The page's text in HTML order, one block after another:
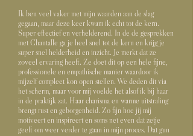
Ik ben veel vaker met mijn waarden aan de slag
gegaan, maar deze keer kwam ik echt tot de kern.
Super effectief en verhelderend. In de de gesprekken
met Chantalle ga je heel snel tot de kern en krijg je
super snel helderheid en inzicht. Je merkt dat ze
zoveel ervaring heeft. Ze doet dit op een hele fijne,
professionele en empathische manier waardoor ik
mijzelf compleet kon open stellen. We deden dit via
het scherm, maar voor mij voelde het alsof ik bij haar
in de praktijk zat. Haar charisma en warme uitstraling
brengt rust en geborgenheid. Zo fijn hoe jij mij
motiveert en inspireert en soms net even dat zetje
geeft om weer verder te gaan in mijn proces. Dat gun